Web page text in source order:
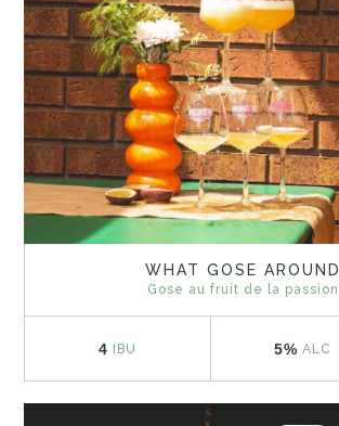
WHAT GOSE AROUND
Gose au fruit de la passion
4 IBU 5% ALC